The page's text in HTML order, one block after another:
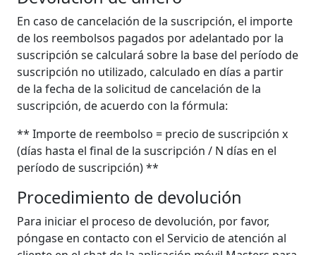
En caso de cancelación de la suscripción, el importe
de los reembolsos pagados por adelantado por la
suscripción se calculará sobre la base del período de
suscripción no utilizado, calculado en días a partir
de la fecha de la solicitud de cancelación de la
suscripción, de acuerdo con la fórmula:
** Importe de reembolso = precio de suscripción x
(días hasta el final de la suscripción / N días en el
período de suscripción) **
Procedimiento de devolución
Para iniciar el proceso de devolución, por favor,
póngase en contacto con el Servicio de atención al